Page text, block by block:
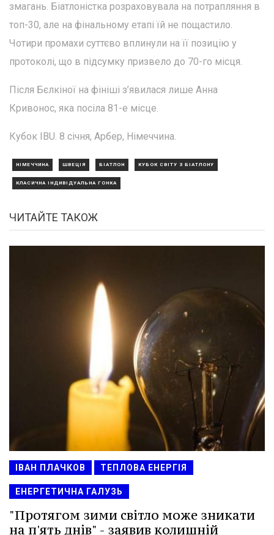
змагань. Біатлоністка розраховувала на потрапляння в
топ-30, але на фінальному етапі їй не пощастило.
Чотири промахи суттєво вплинули на її позицію у
протоколі, що в підсумку призвело до 70-го місця.
Після Бєлкіної на фініші з’явилася лише Анна
Кривонос, яка посіла 81-е місце.
Кубок IBU. 8 січня, Арбер, Німеччина.
НІМЕЧЧИНА ШВЕЦІЯ БІАТЛОН КУБОК СВІТУ З БІАТЛОНУ
КЛАСИЧНА ІНДИВІДУАЛЬНА ГОНКА
ЧИТАЙТЕ ТАКОЖ
ІВАН ПЛАЧКОВ ТЕПЛОВА ЕНЕРГІЯ
ЕНЕРГЕТИЧНА ГАЛУЗЬ
"Протягом зими світло може зникати
на п'ять днів" - заявив колишній